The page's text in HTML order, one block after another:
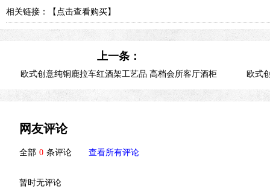
相关链接：【 点击查看购买】
上一条：
欧式创意纯铜鹿拉车红酒架工艺品 高档会所客厅酒柜
餐桌装饰摆件
欧式
网友评论
全部 0 条评论 查看所有评论
暂时无评论